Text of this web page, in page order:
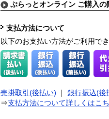
ぷらっとオンライン ご購入の
支払方法について
以下のお支払い方法がご利用でき
売掛取引(後払い) 銀行振込(後
⇒支払方法について詳しくはこ